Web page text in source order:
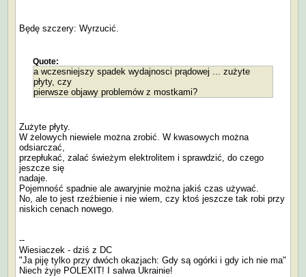
Będę szczery: Wyrzucić.
Quote:
a wczesniejszy spadek wydajnosci prądowej ... zużyte
płyty, czy
pierwsze objawy problemów z mostkami?
Zużyte płyty.
W żelowych niewiele można zrobić. W kwasowych można
odsiarczać,
przepłukać, zalać świeżym elektrolitem i sprawdzić, do czego
jeszcze się
nadaje.
Pojemność spadnie ale awaryjnie można jakiś czas używać.
No, ale to jest rzeźbienie i nie wiem, czy ktoś jeszcze tak robi przy
niskich cenach nowego.
--
Wiesiaczek - dziś z DC
"Ja piję tylko przy dwóch okazjach: Gdy są ogórki i gdy ich nie ma"
Niech żyje POLEXIT! I salwa Ukrainie!